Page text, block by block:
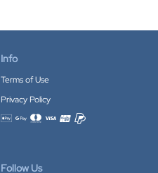
Info
Terms of Use
Privacy Policy
Accepted payment methods
Follow Us